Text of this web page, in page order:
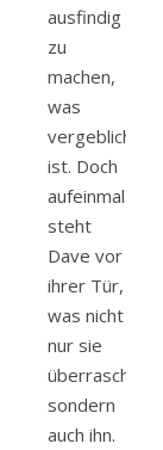
ausfindig
zu
machen,
was
vergeblich
ist. Doch
aufeinmal
steht
Dave vor
ihrer Tür,
was nicht
nur sie
überrascht,
sondern
auch ihn.